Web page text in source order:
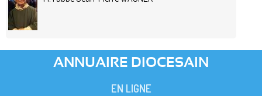
ANNUAIRE DIOCESAIN
EN LIGNE